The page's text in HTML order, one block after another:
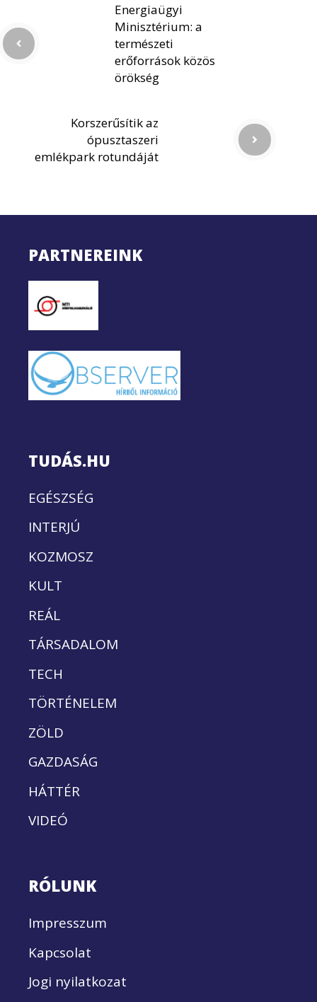
Energiaügyi
Minisztérium: a
természeti
erőforrások közös
örökség
Korszerűsítik az
ópusztaszeri
emlékpark rotundáját
PARTNEREINK
TUDÁS.HU
EGÉSZSÉG
INTERJÚ
KOZMOSZ
KULT
REÁL
TÁRSADALOM
TECH
TÖRTÉNELEM
ZÖLD
GAZDASÁG
HÁTTÉR
VIDEÓ
RÓLUNK
Impresszum
Kapcsolat
Jogi nyilatkozat